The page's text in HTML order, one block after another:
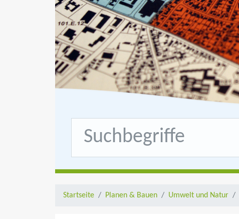
Startseite Planen & Bauen Umwelt und Natur